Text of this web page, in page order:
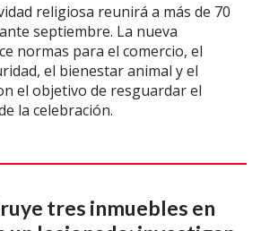
religiosa reunirá a más de 70
septiembre. La nueva
normas para el comercio, el
el bienestar animal y el
el objetivo de resguardar el
la celebración.
tres inmuebles en